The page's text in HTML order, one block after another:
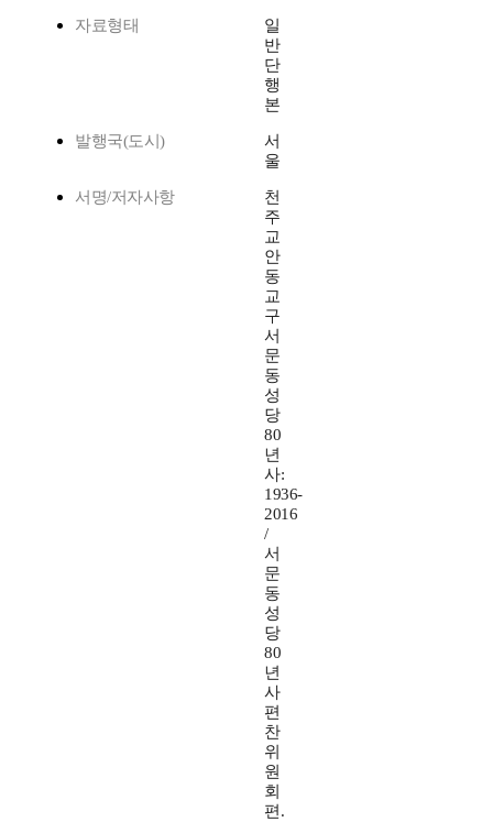
자료형태
일
반
단
행
본
발행국(도시)
서
울
서명/저자사항
천
주
교
안
동
교
구
서
문
동
성
당
80
년
사:
1936-
2016
/
서
문
동
성
당
80
년
사
편
찬
위
원
회
편.